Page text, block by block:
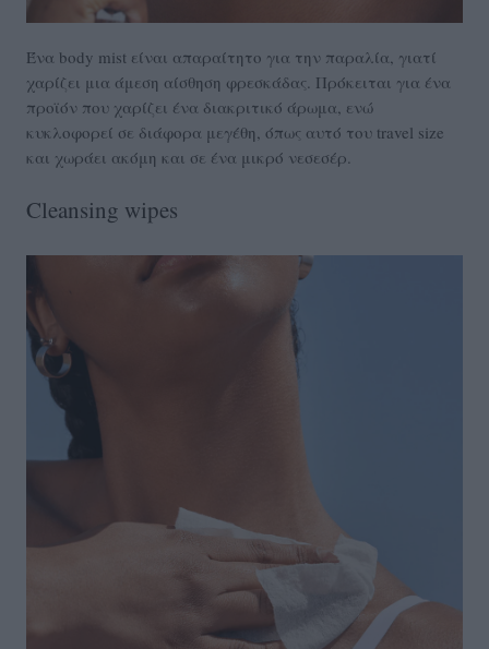
Ένα body mist είναι απαραίτητο για την παραλία, γιατί
χαρίζει μια άμεση αίσθηση φρεσκάδας. Πρόκειται για ένα
προϊόν που χαρίζει ένα διακριτικό άρωμα, ενώ
κυκλοφορεί σε διάφορα μεγέθη, όπως αυτό του travel size
και χωράει ακόμη και σε ένα μικρό νεσεσέρ.
Cleansing wipes